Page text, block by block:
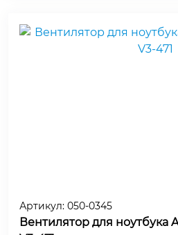
Артикул: 050-0345
Вентилятор для ноутбука